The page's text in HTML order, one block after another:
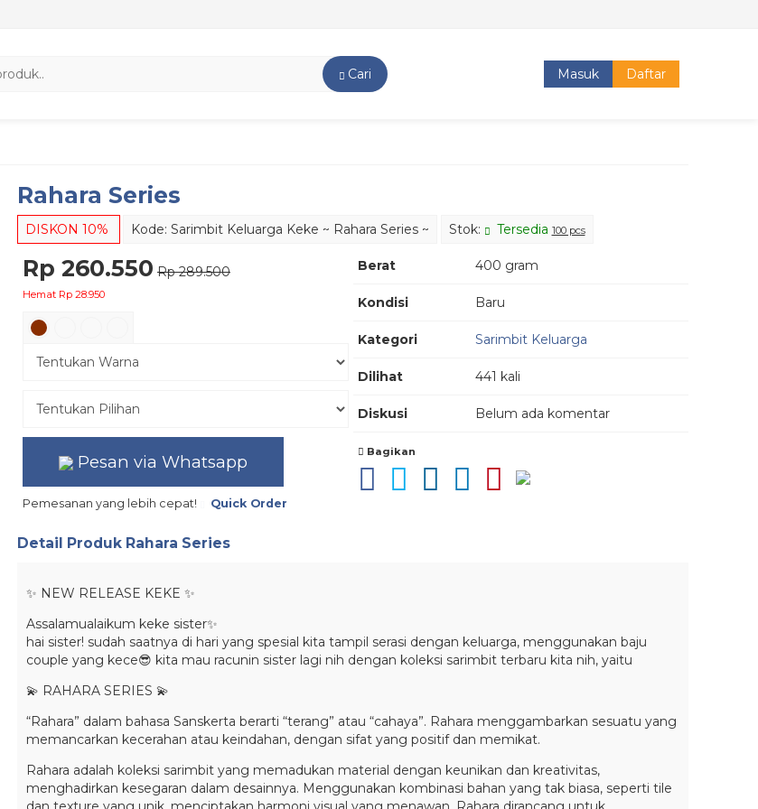
Cari Masuk Daftar
Rahara Series
DISKON 10% Kode: Sarimbit Keluarga Keke ~ Rahara Series ~ Stok: Tersedia 100 pcs
Berat 400 gram
Kondisi Baru
Kategori Sarimbit Keluarga
Dilihat 441 kali
Diskusi Belum ada komentar
Bagikan
Rp 260.550 Rp 289.500
Hemat Rp 28.950
Pesan via Whatsapp
Pemesanan yang lebih cepat! Quick Order
Detail Produk Rahara Series
✨ NEW RELEASE KEKE ✨
Assalamualaikum keke sister✨
hai sister! sudah saatnya di hari yang spesial kita tampil serasi dengan keluarga, menggunakan baju
couple yang kece😎 kita mau racunin sister lagi nih dengan koleksi sarimbit terbaru kita nih, yaitu
💫 RAHARA SERIES 💫
“Rahara” dalam bahasa Sanskerta berarti “terang” atau “cahaya”. Rahara menggambarkan sesuatu yang
memancarkan kecerahan atau keindahan, dengan sifat yang positif dan memikat.
Rahara adalah koleksi sarimbit yang memadukan material dengan keunikan dan kreativitas,
menghadirkan kesegaran dalam desainnya. Menggunakan kombinasi bahan yang tak biasa, seperti tile